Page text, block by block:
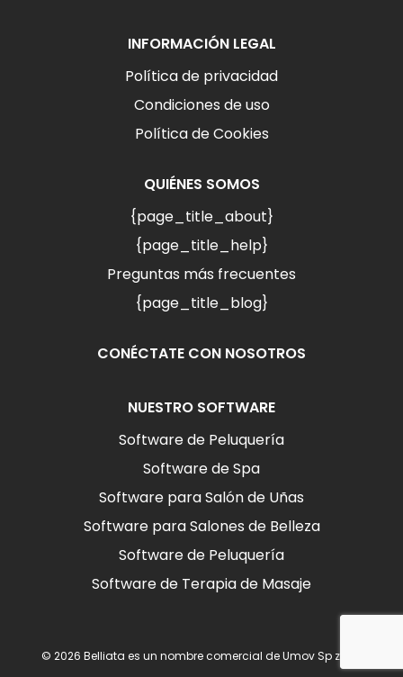
INFORMACIÓN LEGAL
Política de privacidad
Condiciones de uso
Política de Cookies
QUIÉNES SOMOS
{page_title_about}
{page_title_help}
Preguntas más frecuentes
{page_title_blog}
CONÉCTATE CON NOSOTROS
NUESTRO SOFTWARE
Software de Peluquería
Software de Spa
Software para Salón de Uñas
Software para Salones de Belleza
Software de Peluquería
Software de Terapia de Masaje
© 2026 Belliata es un nombre comercial de Umov Sp z o.o.